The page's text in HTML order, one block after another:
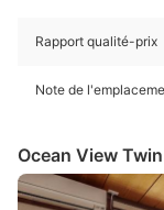
Rapport qualité-prix
Note de
Ocean View